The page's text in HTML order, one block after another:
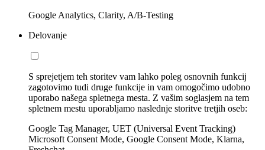
Google Analytics, Clarity, A/B-Testing
Delovanje
S sprejetjem teh storitev vam lahko poleg osnovnih funkcij
zagotovimo tudi druge funkcije in vam omogočimo udobno
uporabo našega spletnega mesta. Z vašim soglasjem na tem
spletnem mestu uporabljamo naslednje storitve tretjih oseb:
Google Tag Manager, UET (Universal Event Tracking)
Microsoft Consent Mode, Google Consent Mode, Klarna,